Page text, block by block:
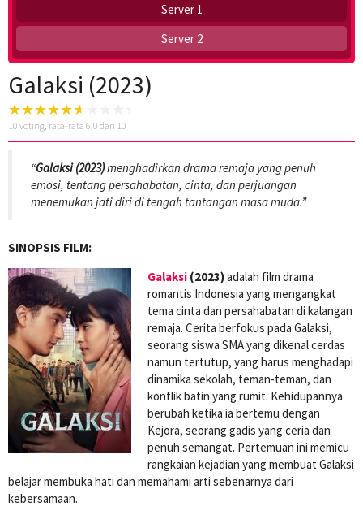
Server 1
Server 2
Galaksi (2023)
10 voting, rata-rata 6.0 dari 10
“Galaksi (2023)menghadirkan drama remaja yang penuh
emosi, tentang persahabatan, cinta, dan perjuangan
menemukan jati diri di tengah tantangan masa muda.”
SINOPSIS FILM:
Galaksi (2023)adalah film drama
romantis Indonesia yang mengangkat
tema cinta dan persahabatan di kalangan
remaja. Cerita berfokus pada Galaksi,
seorang siswa SMA yang dikenal cerdas
namun tertutup, yang harus menghadapi
dinamika sekolah, teman-teman, dan
konflik batin yang rumit. Kehidupannya
berubah ketika ia bertemu dengan
Kejora, seorang gadis yang ceria dan
penuh semangat. Pertemuan ini memicu
rangkaian kejadian yang membuat Galaksi
belajar membuka hati dan memahami arti sebenarnya dari
kebersamaan.